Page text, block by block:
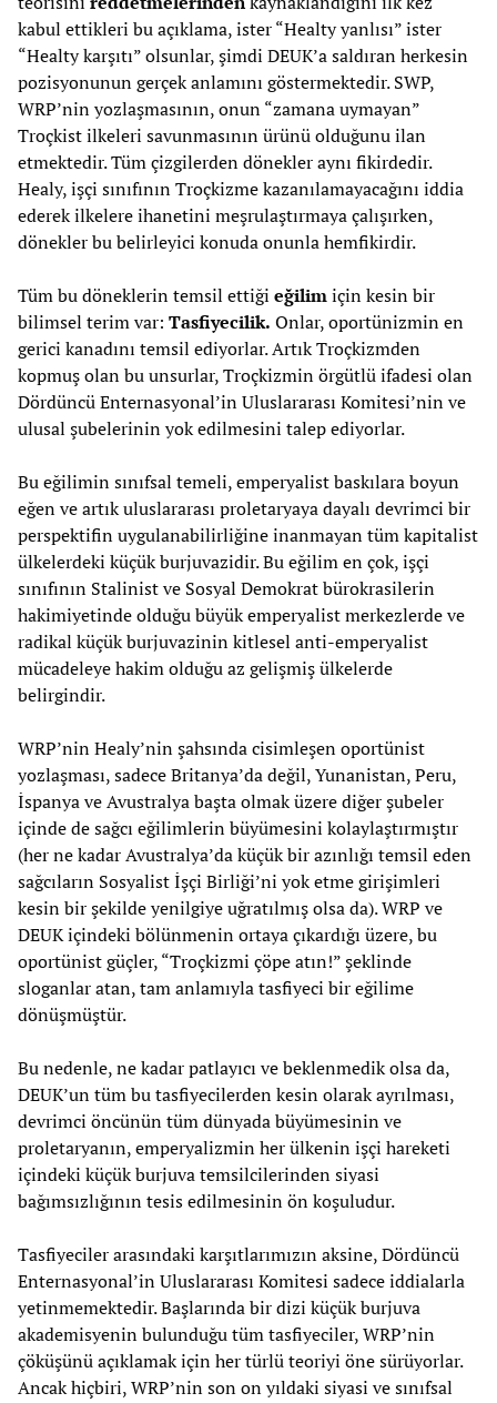
kabul ettikleri bu açıklama, ister “Healty yanlısı” ister
“Healty karşıtı” olsunlar, şimdi DEUK’a saldıran herkesin
pozisyonunun gerçek anlamını göstermektedir. SWP,
WRP’nin yozlaşmasının, onun “zamana uymayan”
Troçkist ilkeleri savunmasının ürünü olduğunu ilan
etmektedir. Tüm çizgilerden dönekler aynı fikirdedir.
Healy, işçi sınıfının Troçkizme kazanılamayacağını iddia
ederek ilkelere ihanetini meşrulaştırmaya çalışırken,
dönekler bu belirleyici konuda onunla hemfikirdir.
Tüm bu döneklerin temsil ettiği eğilimiçin kesin bir
bilimsel terim var: Tasfiyecilik. Onlar, oportünizmin en
gerici kanadını temsil ediyorlar. Artık Troçkizmden
kopmuş olan bu unsurlar, Troçkizmin örgütlü ifadesi olan
Dördüncü Enternasyonal’in Uluslararası Komitesi’nin ve
ulusal şubelerinin yok edilmesini talep ediyorlar.
Bu eğilimin sınıfsal temeli, emperyalist baskılara boyun
eğen ve artık uluslararası proletaryaya dayalı devrimci bir
perspektifin uygulanabilirliğine inanmayan tüm kapitalist
ülkelerdeki küçük burjuvazidir. Bu eğilim en çok, işçi
sınıfının Stalinist ve Sosyal Demokrat bürokrasilerin
hakimiyetinde olduğu büyük emperyalist merkezlerde ve
radikal küçük burjuvazinin kitlesel anti-emperyalist
mücadeleye hakim olduğu az gelişmiş ülkelerde
belirgindir.
WRP’nin Healy’nin şahsında cisimleşen oportünist
yozlaşması, sadece Britanya’da değil, Yunanistan, Peru,
İspanya ve Avustralya başta olmak üzere diğer şubeler
içinde de sağcı eğilimlerin büyümesini kolaylaştırmıştır
(her ne kadar Avustralya’da küçük bir azınlığı temsil eden
sağcıların Sosyalist İşçi Birliği’ni yok etme girişimleri
kesin bir şekilde yenilgiye uğratılmış olsa da). WRP ve
DEUK içindeki bölünmenin ortaya çıkardığı üzere, bu
oportünist güçler, “Troçkizmi çöpe atın!” şeklinde
sloganlar atan, tam anlamıyla tasfiyeci bir eğilime
dönüşmüştür.
Bu nedenle, ne kadar patlayıcı ve beklenmedik olsa da,
DEUK’un tüm bu tasfiyecilerden kesin olarak ayrılması,
devrimci öncünün tüm dünyada büyümesinin ve
proletaryanın, emperyalizmin her ülkenin işçi hareketi
içindeki küçük burjuva temsilcilerinden siyasi
bağımsızlığının tesis edilmesinin ön koşuludur.
Tasfiyeciler arasındaki karşıtlarımızın aksine, Dördüncü
Enternasyonal’in Uluslararası Komitesi sadece iddialarla
yetinmemektedir. Başlarında bir dizi küçük burjuva
akademisyenin bulunduğu tüm tasfiyeciler, WRP’nin
çöküşünü açıklamak için her türlü teoriyi öne sürüyorlar.
Ancak hiçbiri, WRP’nin son on yıldaki siyasi ve sınıfsal